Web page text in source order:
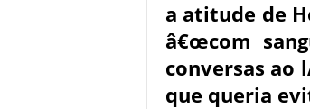
a atitude de
â€œcom
conversas ao
que queria